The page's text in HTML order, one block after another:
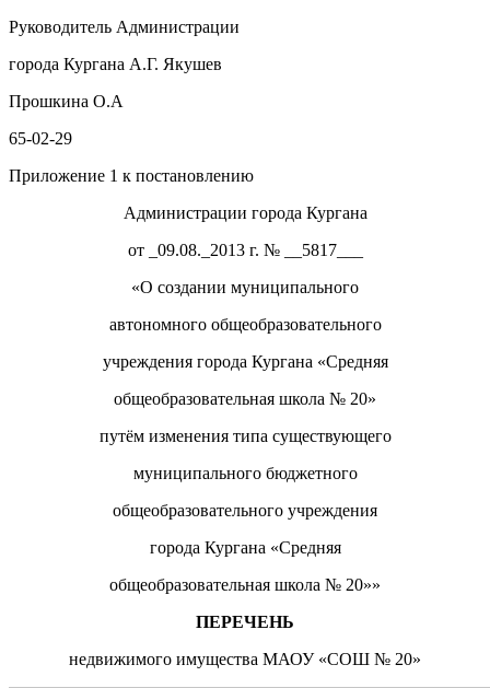
Руководитель Администрации
города Кургана А.Г. Якушев
Прошкина О.А
65-02-29
Приложение 1 к постановлению
Администрации города Кургана
от _09.08._2013 г. № __5817___
«О создании муниципального
автономного общеобразовательного
учреждения города Кургана «Средняя
общеобразовательная школа № 20»
путём изменения типа существующего
муниципального бюджетного
общеобразовательного учреждения
города Кургана «Средняя
общеобразовательная школа № 20»»
ПЕРЕЧЕНЬ
недвижимого имущества МАОУ «СОШ № 20»